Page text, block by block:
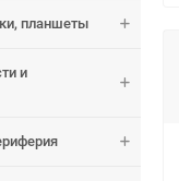
планшеты
и